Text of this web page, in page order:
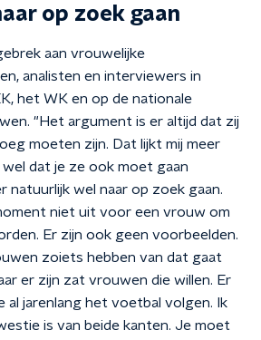
op zoek gaan
aan vrouwelijke
analisten en interviewers in
het WK en op de nationale
"Het argument is er altijd dat zij
moeten zijn. Dat lijkt mij meer
wel dat je ze ook moet gaan
natuurlijk wel naar op zoek gaan.
niet uit voor een vrouw om
Er zijn ook geen voorbeelden.
zoiets hebben van dat gaat
er zijn zat vrouwen die willen. Er
al jarenlang het voetbal volgen. Ik
is van beide kanten. Je moet